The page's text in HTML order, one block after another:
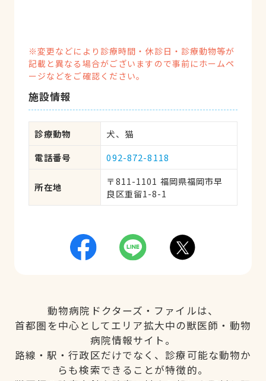
※変更などにより診療時間・休診日・診療動物等が
記載と異なる場合がございますので事前にホームペ
ージなどをご確認ください。
施設情報
診療動物
犬、猫
電話番号
092-872-8118
所在地
〒811-1101 福岡県福岡市早
良区重留1-8-1
動物病院ドクターズ・ファイルは、
首都圏を中心としてエリア拡大中の獣医師・動物
病院情報サイト。
路線・駅・行政区だけでなく、診療可能な動物か
らも検索できることが特徴的。